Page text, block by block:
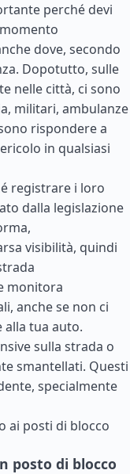
perché devi
dove, secondo
Dopotutto, sulle
nelle città, ci sono
militari, ambulanze
rispondere a
in qualsiasi
registrare i loro
dalla legislazione
visibilità, quindi
monitora
anche se non ci
tua auto.
sulla strada o
smantellati. Questi
specialmente
ai posti di blocco
posto di blocco